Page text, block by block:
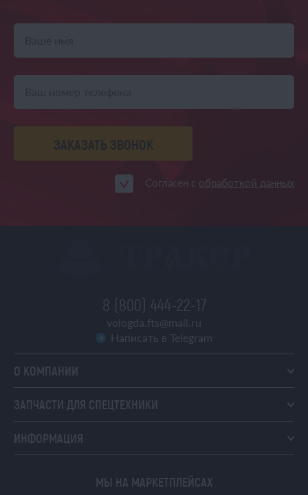
ЗАКАЗАТЬ ЗВОНОК
Согласен с обработкой данных
8 (800) 444-22-17
vologda.fts@mail.ru
Написать в Telegram
О КОМПАНИИ
ЗАПЧАСТИ ДЛЯ СПЕЦТЕХНИКИ
ИНФОРМАЦИЯ
МЫ НА МАРКЕТПЛЕЙСАХ